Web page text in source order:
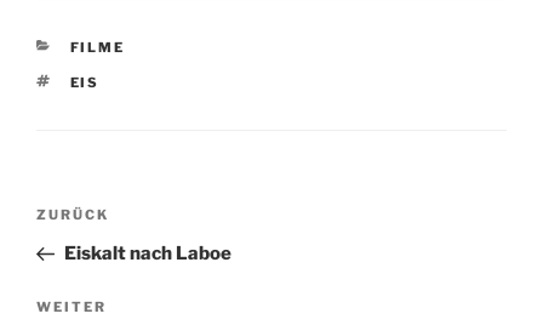
KATEGORIEN
FILME
SCHLAGWÖRTER
EIS
Beitragsnavigation
Vorheriger
Beitrag
ZURÜCK
Eiskalt nach Laboe
Nächster
WEITER